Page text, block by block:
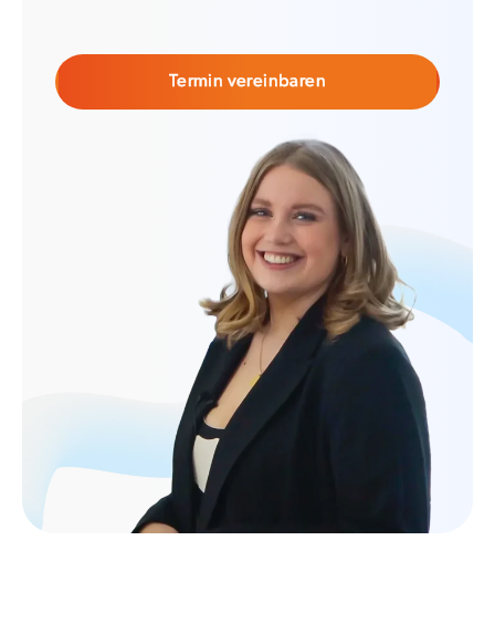
Termin vereinbaren